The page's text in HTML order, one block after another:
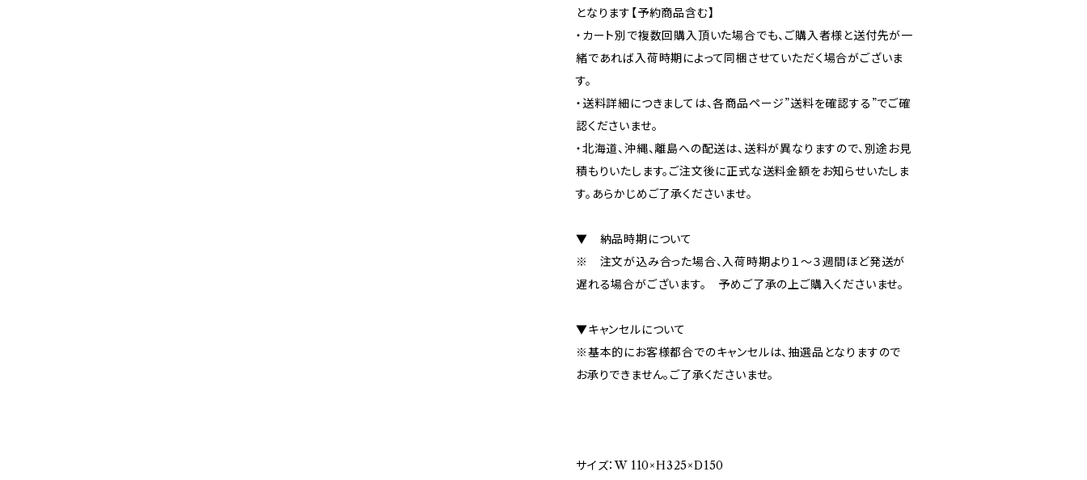
となります【予約商品含む】
・カート別で複数回購入頂いた場合でも、ご購入者様と送付先が一
緒であれば入荷時期によって同梱させていただく場合がございま
す。
・送料詳細につきましては、各商品ページ”送料を確認する”でご確
認くださいませ。
・北海道、沖縄、離島への配送は、送料が異なりますので、別途お見
積もりいたします。ご注文後に正式な送料金額をお知らせいたしま
す。あらかじめご了承くださいませ。
▼ 納品時期について
※ 注文が込み合った場合、入荷時期より１～３週間ほど発送が
遅れる場合がございます。 予めご了承の上ご購入くださいませ。
▼キャンセルについて
※基本的にお客様都合でのキャンセルは、抽選品となりますので
お承りできません。ご了承くださいませ。
サイズ：W 110×H325×D150